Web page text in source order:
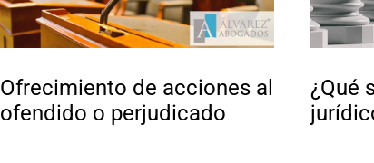
Ofrecimiento de acciones al
ofendido o perjudicado
¿Qué